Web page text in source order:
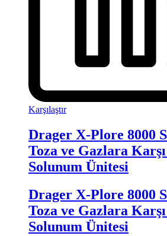
Karşılaştır
Drager X-Plore 8000
Toza ve Gazlara
Solunum Ünitesi
Drager X-Plore 8000
Toza ve Gazlara
Solunum Ünitesi